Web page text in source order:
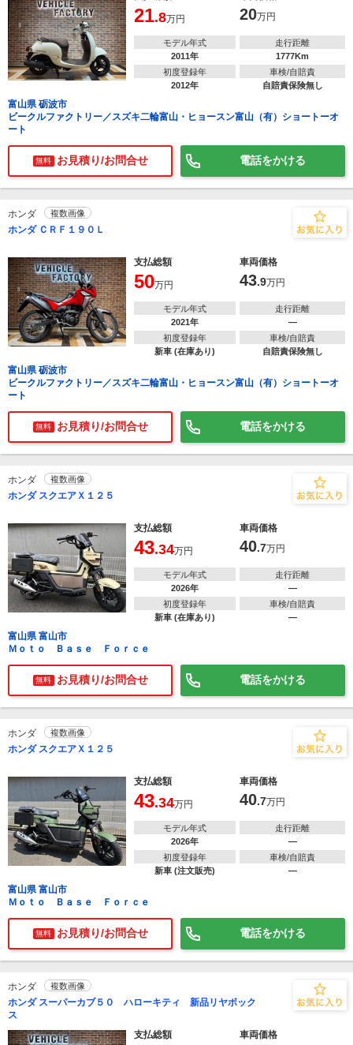
21.8万円 20万円
モデル年式
2011年
走行距離
1777Km
初度登録年
2012年
車検/自賠責
自賠責保険無し
富山県 砺波市
ビークルファクトリー／スズキ二輪富山・ヒョースン富山（有）ショートーオ
ート
無料 お見積り/お問合せ 電話をかける
ホンダ 複数画像
ホンダ ＣＲＦ１９０Ｌ
支払総額 車両価格
50万円 43.9万円
モデル年式
2021年
走行距離
―
初度登録年
新車 (在庫あり)
車検/自賠責
自賠責保険無し
富山県 砺波市
ビークルファクトリー／スズキ二輪富山・ヒョースン富山（有）ショートーオ
ート
無料 お見積り/お問合せ 電話をかける
ホンダ 複数画像
ホンダ スクエアＸ１２５
支払総額 車両価格
43.34万円 40.7万円
モデル年式
2026年
走行距離
―
初度登録年
新車 (在庫あり)
車検/自賠責
―
富山県 富山市
Ｍｏｔｏ Ｂａｓｅ Ｆｏｒｃｅ
無料 お見積り/お問合せ 電話をかける
ホンダ 複数画像
ホンダ スクエアＸ１２５
支払総額 車両価格
43.34万円 40.7万円
モデル年式
2026年
走行距離
―
初度登録年
新車 (注文販売)
車検/自賠責
―
富山県 富山市
Ｍｏｔｏ Ｂａｓｅ Ｆｏｒｃｅ
無料 お見積り/お問合せ 電話をかける
ホンダ 複数画像
ホンダ スーパーカブ５０ ハローキティ 新品リヤボック
ス
支払総額
車両価格